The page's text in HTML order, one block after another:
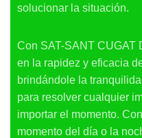
solucionar la situación.
Con SAT-SANT CUGAT
en la rapidez y eficacia
brindándole la
para resolver cualquier
importar el momento.
momento del día o la